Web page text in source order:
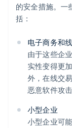
的安全措施。一
括：
电子商务和
由于这些企
实性变得更
外，在线交
恶意软件攻击
小型企业
小型企业可